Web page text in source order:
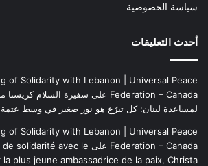
سياسة الخصوصية
أحدث التعليقات
of Solidarity with Lebanon | Universal Peace
Federation – Canada على سفيرة السلام كريستا
لمساعدة لبنان: كل تبرّع هو نور صغير في وسط عتمة
of Solidarity with Lebanon | Universal Peace
Federation – Canada على solidarité avec le
plus jeune ambassadrice de la paix, Christa